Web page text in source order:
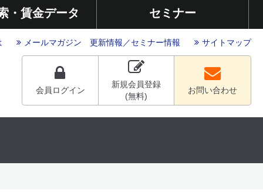
・賃金データ セミナー
メールマガジン 更新情報 ／セミナー情報 サイトマップ
会員ログイン
新規会員登録
(無料)
お問い合わせ